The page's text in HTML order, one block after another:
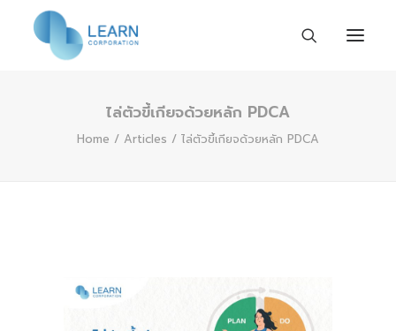
ไล่ตัวขี้เกียจด้วยหลัก PDCA
Home Articles ไล่ตัวขี้เกียจด้วยหลัก PDCA